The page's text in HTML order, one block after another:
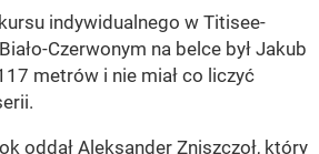
indywidualnego w Titisee-
Czerwonym na belce był Jakub
metrów i nie miał co liczyć
oddał Aleksander Zniszczoł, który